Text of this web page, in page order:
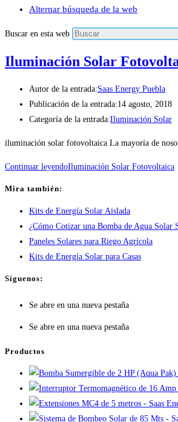
Alternar búsqueda de la web
Buscar en esta web
Iluminación Solar
Autor de la entrada:Saas Energy Puebla
Publicación de la entrada:14 agosto, 2018
Categoría de la entrada:Iluminación Solar
iluminación solar fotovoltaica La mayoría de
Continuar leyendoIluminación Solar Fotovoltaica
Mira también:
Kits de Energía Solar Aislada
¿Cómo Cotizar una Bomba de Agua Solar
Paneles Solares para Riego Agrícola
Kits de Energía Solar para Casas
Síguenos:
Se abre en una nueva pestaña
Se abre en una nueva pestaña
Productos